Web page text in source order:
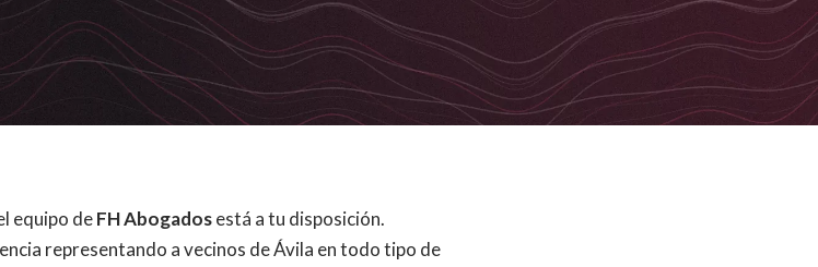
equipo deFH Abogadosestá a tu disposición.
representando a vecinos de Ávila en todo tipo de